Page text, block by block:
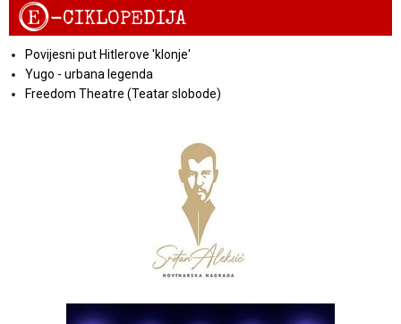
E-CIKLOPEDIJA
Povijesni put Hitlerove 'klonje'
Yugo - urbana legenda
Freedom Theatre (Teatar slobode)